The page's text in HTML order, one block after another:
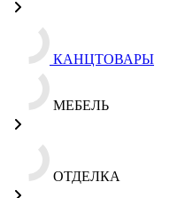
КАНЦТОВАРЫ
МЕБЕЛЬ
ОТДЕЛКА